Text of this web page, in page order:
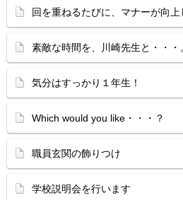
回を重ねるたびに、マナーが向上
素敵な時間を、川崎先生と・・・
気分はすっかり１年生！
Which would you like・・・？
職員玄関の飾りつけ
学校説明会を行います